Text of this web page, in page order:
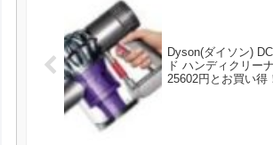
Dyson(ダイソン)
ド ハンディクリー
25602円とお買い得